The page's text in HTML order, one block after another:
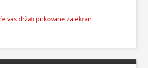
vas držati prikovane za ekran